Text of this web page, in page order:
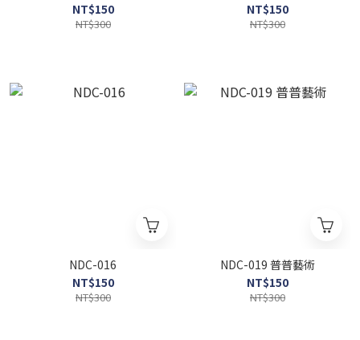
NT$150
NT$300
NT$150
NT$300
NDC-016
NT$150
NT$300
NDC-019 普普藝術
NT$150
NT$300